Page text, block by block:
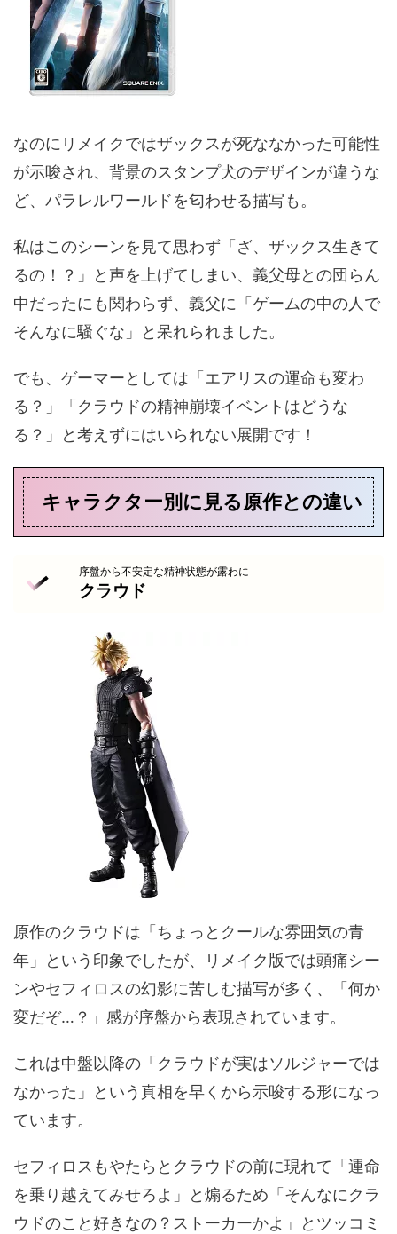
なのにリメイクではザックスが死ななかった可能性
が示唆され、背景のスタンプ犬のデザインが違うな
ど、パラレルワールドを匂わせる描写も。
私はこのシーンを見て思わず「ざ、ザックス生きて
るの！？」と声を上げてしまい、義父母との団らん
中だったにも関わらず、義父に「ゲームの中の人で
そんなに騒ぐな」と呆れられました。
でも、ゲーマーとしては「エアリスの運命も変わ
る？」「クラウドの精神崩壊イベントはどうな
る？」と考えずにはいられない展開です！
キャラクター別に見る原作との違い
序盤から不安定な精神状態が露わに
クラウド
原作のクラウドは「ちょっとクールな雰囲気の青
年」という印象でしたが、リメイク版では頭痛シー
ンやセフィロスの幻影に苦しむ描写が多く、「何か
変だぞ…？」感が序盤から表現されています。
これは中盤以降の「クラウドが実はソルジャーでは
なかった」という真相を早くから示唆する形になっ
ています。
セフィロスもやたらとクラウドの前に現れて「運命
を乗り越えてみせろよ」と煽るため「そんなにクラ
ウドのこと好きなの？ストーカーかよ」とツッコミ